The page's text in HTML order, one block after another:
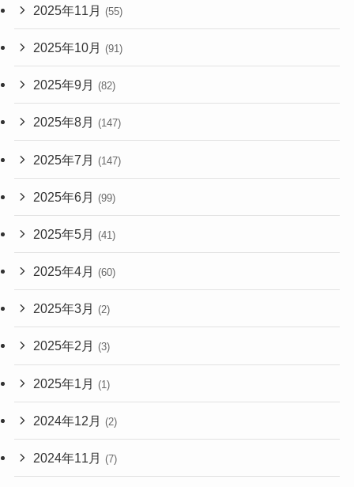
2025年11月 (55)
2025年10月 (91)
2025年9月 (82)
2025年8月 (147)
2025年7月 (147)
2025年6月 (99)
2025年5月 (41)
2025年4月 (60)
2025年3月 (2)
2025年2月 (3)
2025年1月 (1)
2024年12月 (2)
2024年11月 (7)